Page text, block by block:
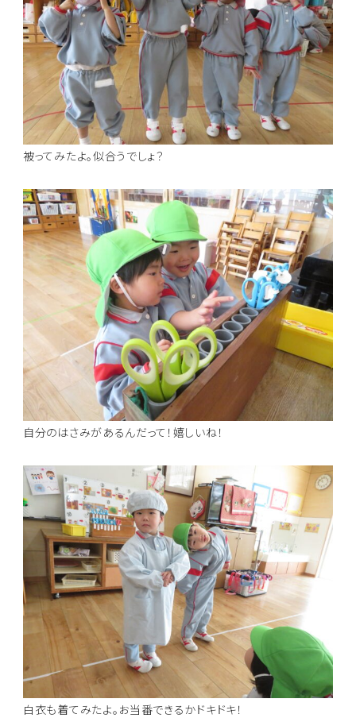
被ってみたよ。似合うでしょ？
自分のはさみがあるんだって！嬉しいね！
白衣も着てみたよ。お当番できるかドキドキ！